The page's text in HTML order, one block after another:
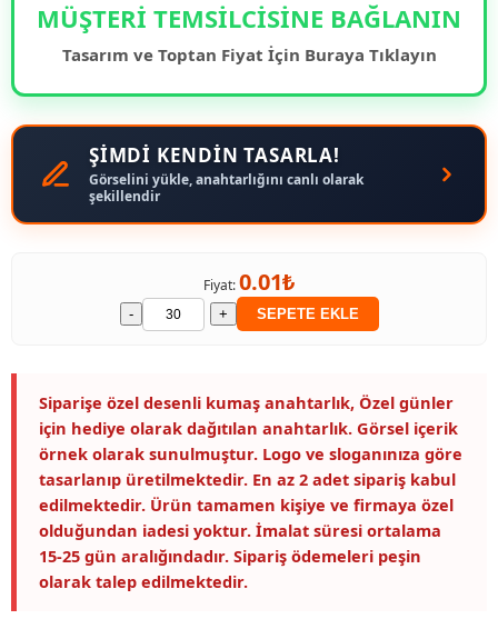
MÜŞTERİ TEMSİLCİSİNE BAĞLANIN
Tasarım ve Toptan Fiyat İçin Buraya Tıklayın
ŞİMDİ KENDİN TASARLA!
Görselini yükle, anahtarlığını canlı olarak
şekillendir
Fiyat:0.01₺
- + SEPETE EKLE
Siparişe özel desenli kumaş anahtarlık, Özel günler
için hediye olarak dağıtılan anahtarlık. Görsel içerik
örnek olarak sunulmuştur. Logo ve sloganınıza göre
tasarlanıp üretilmektedir. En az 2 adet sipariş kabul
edilmektedir. Ürün tamamen kişiye ve firmaya özel
olduğundan iadesi yoktur. İmalat süresi ortalama
15-25 gün aralığındadır. Sipariş ödemeleri peşin
olarak talep edilmektedir.